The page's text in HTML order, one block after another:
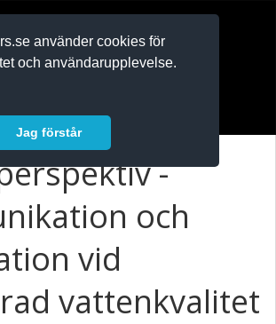
använder cookies för
och användarupplevelse.
Jag förstår
-
och
vid
vattenkvalitet